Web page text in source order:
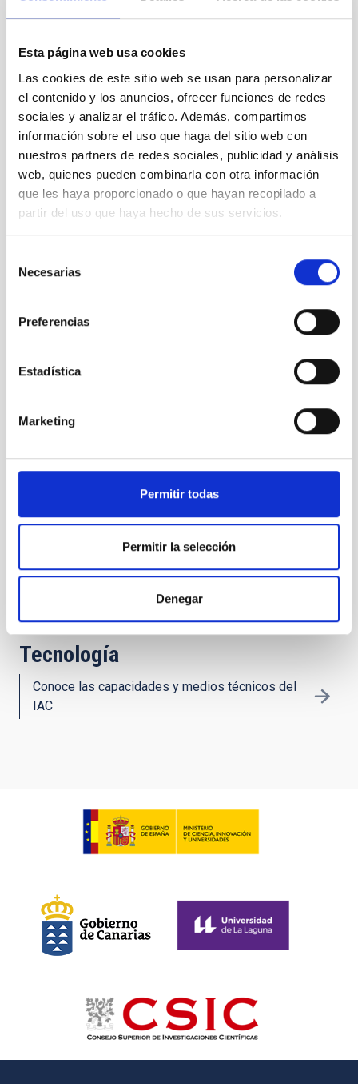
Esta página web usa cookies
Las cookies de este sitio web se usan para personalizar
el contenido y los anuncios, ofrecer funciones de redes
sociales y analizar el tráfico. Además, compartimos
información sobre el uso que haga del sitio web con
nuestros partners de redes sociales, publicidad y análisis
web, quienes pueden combinarla con otra información
que les haya proporcionado o que hayan recopilado a
partir del uso que haya hecho de sus servicios.
Necesarias
Preferencias
Estadística
Marketing
Permitir todas
Permitir la selección
Denegar
Publicaciones
revistas especializadas
Transferencia de Tecnología:
El espacio de colaboración tecnológico
Tecnología
Conoce las capacidades y medios técnicos del
IAC